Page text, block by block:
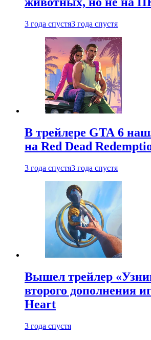
3 года спустя3 года спустя
В трейлере GTA 6
на Red Dead
3 года спустя3 года спустя
Вышел трейлер
второго дополнения
Heart
3 года спустя